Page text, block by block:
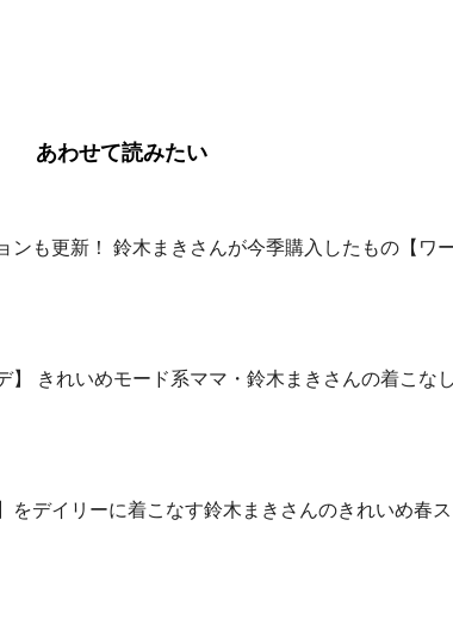
あわせて読みたい
ンも更新！ 鈴木まきさんが今季購入したもの【ワ
】 きれいめモード系ママ・鈴木まきさんの着こな
をデイリーに着こなす鈴木まきさんのきれいめ春